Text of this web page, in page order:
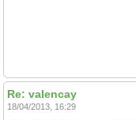
Re: valencay
18/04/2013, 16:29